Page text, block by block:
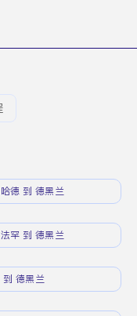
德 到 德黑兰
罕 到 德黑兰
到 德黑兰